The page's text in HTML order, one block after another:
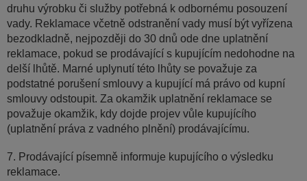
druhu výrobku či služby potřebná k odbornému posouzení
vady. Reklamace včetně odstranění vady musí být vyřízena
bezodkladně, nejpozději do 30 dnů ode dne uplatnění
reklamace, pokud se prodávající s kupujícím nedohodne na
delší lhůtě. Marné uplynutí této lhůty se považuje za
podstatné porušení smlouvy a kupující má právo od kupní
smlouvy odstoupit. Za okamžik uplatnění reklamace se
považuje okamžik, kdy dojde projev vůle kupujícího
(uplatnění práva z vadného plnění) prodávajícímu.
7. Prodávající písemně informuje kupujícího o výsledku
reklamace.